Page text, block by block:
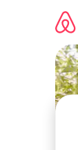
съдържанието